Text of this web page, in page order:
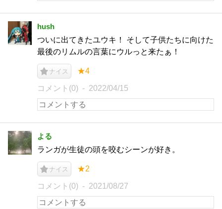
hush
ついに出てきたユウキ！ そして子供たちに向けた
最後のリムルの言葉にウルっと来たぁ！
ナイス ★4
コメント(0) 2022/04/15
よる
ランガが生徒の頭を咬むシーンが好き。
ナイス ★2
コメント(0) 2021/08/27